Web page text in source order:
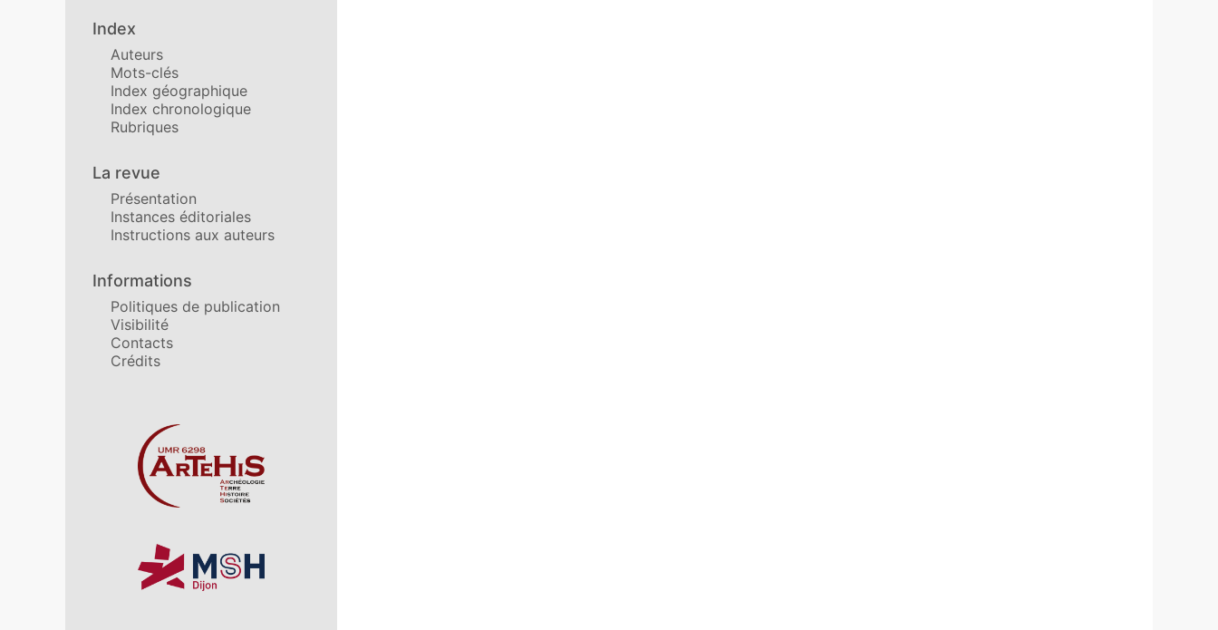
Index
Auteurs
Mots-clés
Index géographique
Index chronologique
Rubriques
La revue
Présentation
Instances éditoriales
Instructions aux auteurs
Informations
Politiques de publication
Visibilité
Contacts
Crédits
Affiliations/partenaires